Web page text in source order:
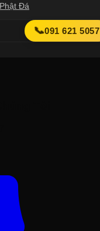
Đá
📞091 621 5057